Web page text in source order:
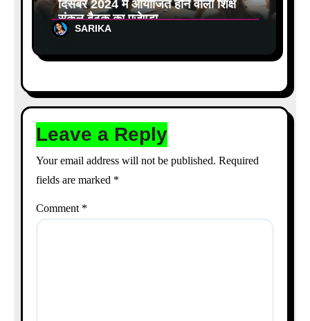
दिसंबर 2024 में आयोजित होने वाली शिक्षक
संकुल बैठक का एजेण्डा
SARIKA
Leave a Reply
Your email address will not be published. Required
fields are marked *
Comment *